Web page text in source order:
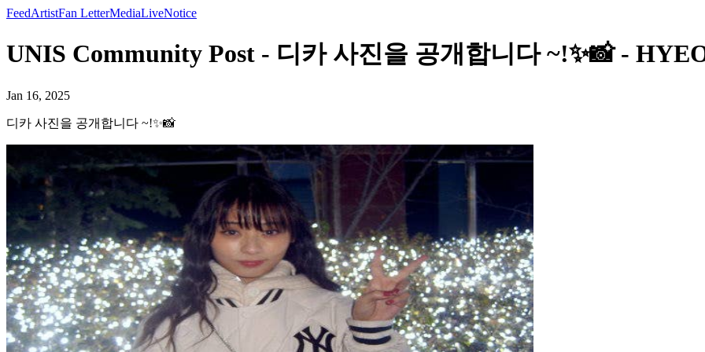
FeedArtistFan LetterMediaLiveNotice
UNIS Community Post - 디카 사진을 공개합니다 ~!✨📸 -
Jan 16, 2025
디카 사진을 공개합니다 ~!✨📸